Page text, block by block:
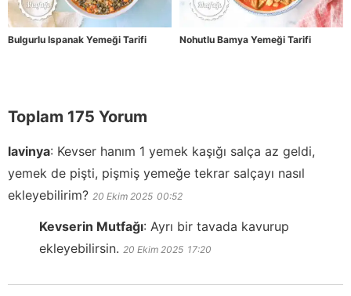
Bulgurlu Ispanak Yemeği Tarifi Nohutlu Bamya Yemeği Tarifi
Toplam 175 Yorum
lavinya: Kevser hanım 1 yemek kaşığı salça az geldi,
yemek de pişti, pişmiş yemeğe tekrar salçayı nasıl
ekleyebilirim? 20 Ekim 2025 00:52
Kevserin Mutfağı: Ayrı bir tavada kavurup
ekleyebilirsin. 20 Ekim 2025 17:20